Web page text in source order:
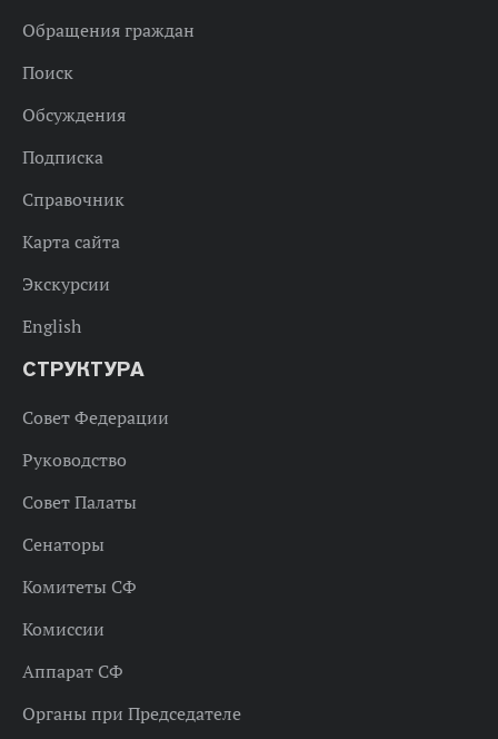
Обращения граждан
Поиск
Обсуждения
Подписка
Справочник
Карта сайта
Экскурсии
English
СТРУКТУРА
Совет Федерации
Руководство
Совет Палаты
Сенаторы
Комитеты СФ
Комиссии
Аппарат СФ
Органы при Председателе